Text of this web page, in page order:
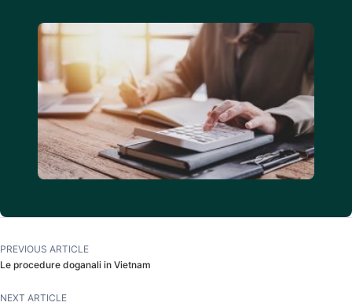
PREVIOUS ARTICLE
Le procedure doganali in Vietnam
NEXT ARTICLE